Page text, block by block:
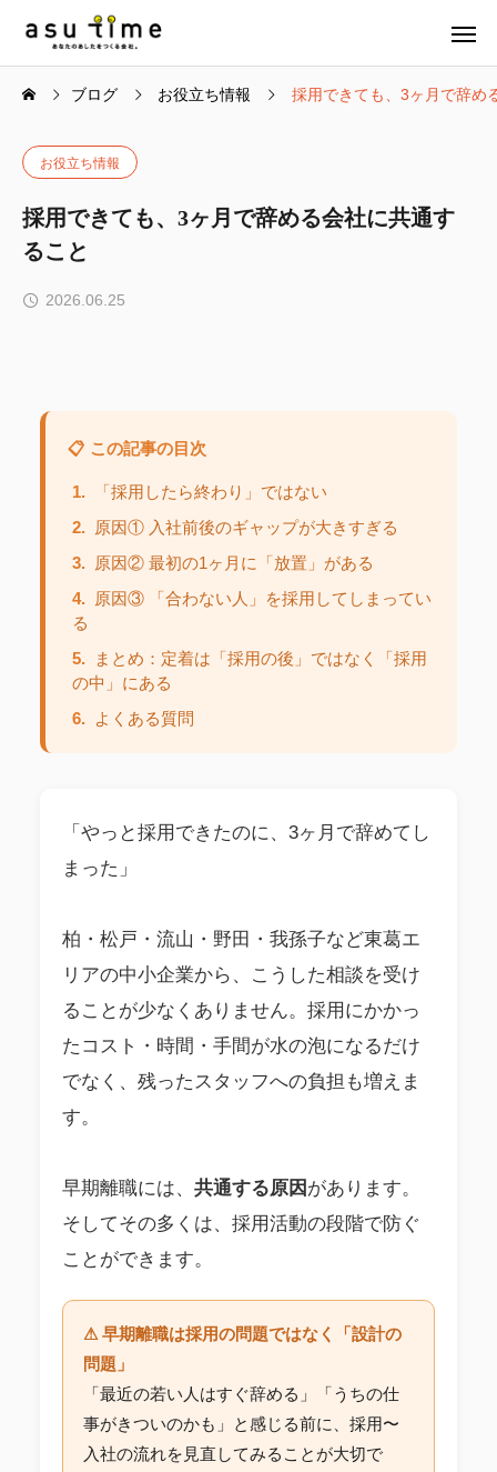
ブログ お役立ち情報 採用できても、3ヶ月で辞め
お役立ち情報
採用できても、3ヶ月で辞める会社に共通す
ること
2026.06.25
📋 この記事の目次
1.
「採用したら終わり」ではない
2. 原因① 入社前後のギャップが大きすぎる
3. 原因② 最初の1ヶ月に「放置」がある
4. 原因③ 「合わない人」を採用してしまってい
る
5.
まとめ：定着は「採用の後」ではなく「採用
の中」にある
6. よくある質問
「やっと採用できたのに、3ヶ月で辞めてし
まった」
柏・松戸・流山・野田・我孫子など東葛エ
リアの中小企業から、こうした相談を受け
ることが少なくありません。採用にかかっ
たコスト・時間・手間が水の泡になるだけ
でなく、残ったスタッフへの負担も増えま
す。
早期離職には、 共通する原因 があります。
そしてその多くは、採用活動の段階で防ぐ
ことができます。
⚠ 早期離職は採用の問題ではなく「設計の
問題」
「最近の若い人はすぐ辞める」「うちの仕
事がきついのかも」と感じる前に、採用〜
入社の流れを見直してみることが大切で